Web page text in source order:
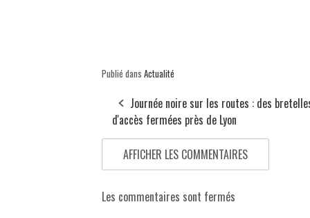
Publié dans Actualité
Journée noire sur les routes : des
d'accès fermées près de Lyon
AFFICHER LES COMMENTAIRES
Les commentaires sont fermés